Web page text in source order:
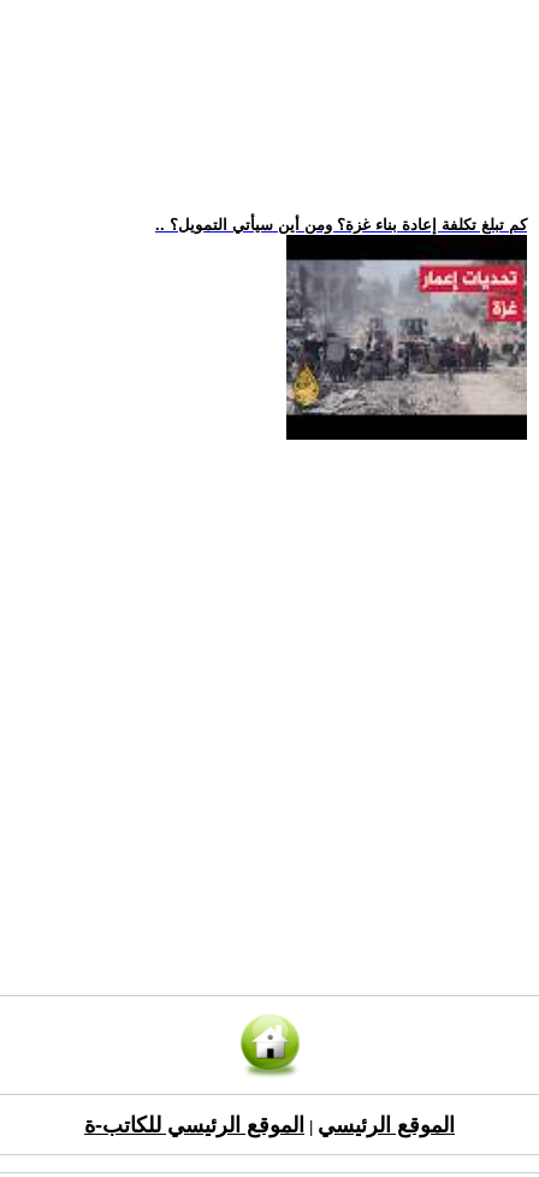
.. كم تبلغ تكلفة إعادة بناء غزة؟ ومن أين سيأتي التمويل؟
الموقع الرئيسي الموقع الرئيسي للكاتب-ة